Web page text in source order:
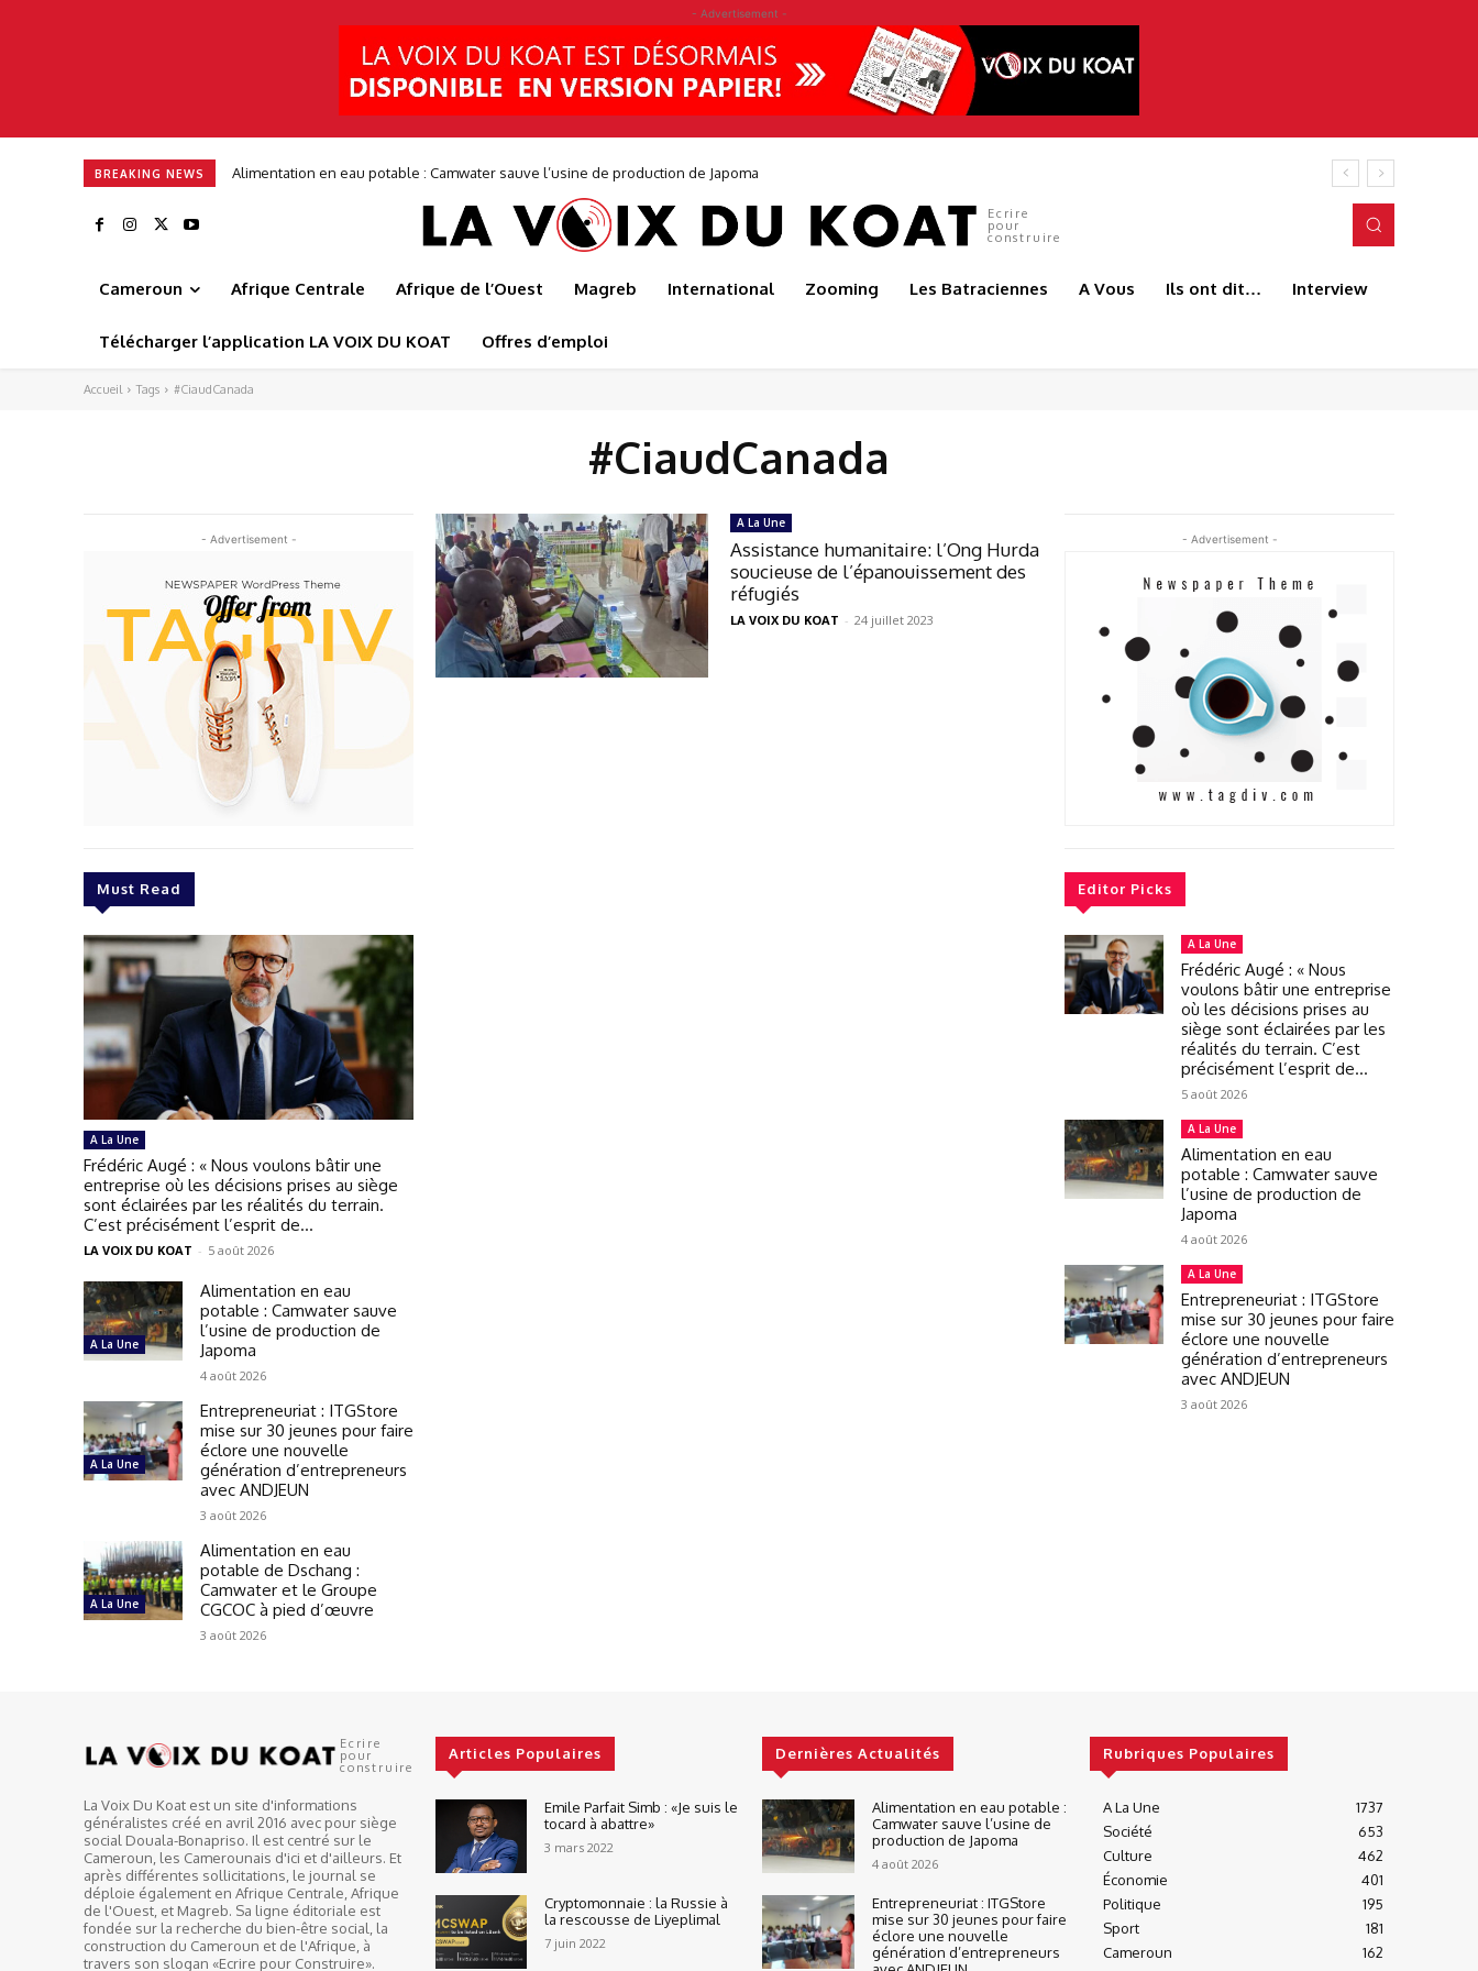
- Advertisement -
BREAKING NEWS Alimentation en eau potable : Camwater sauve l’usine de production de Japoma
Ecrire
pour
construire
Cameroun Afrique Centrale Afrique de l’Ouest Magreb International Zooming Les Batraciennes A Vous Ils ont dit… Interview
Télécharger l’application LA VOIX DU KOAT Offres d’emploi
Accueil Tags #CiaudCanada
#CiaudCanada
- Advertisement -
Must Read
A La Une
Frédéric Augé : « Nous voulons bâtir une
entreprise où les décisions prises au siège
sont éclairées par les réalités du terrain.
C’est précisément l’esprit de...
LA VOIX DU KOAT - 5 août 2026
A La Une
Alimentation en eau
potable : Camwater sauve
l’usine de production de
Japoma
4 août 2026
A La Une
Entrepreneuriat : ITGStore
mise sur 30 jeunes pour faire
éclore une nouvelle
génération d’entrepreneurs
avec ANDJEUN
3 août 2026
A La Une
Alimentation en eau
potable de Dschang :
Camwater et le Groupe
CGCOC à pied d’œuvre
3 août 2026
A La Une
Assistance humanitaire: l’Ong Hurda
soucieuse de l’épanouissement des
réfugiés
LA VOIX DU KOAT - 24 juillet 2023
- Advertisement -
Editor Picks
A La Une
Frédéric Augé : « Nous
voulons bâtir une entreprise
où les décisions prises au
siège sont éclairées par les
réalités du terrain. C’est
précisément l’esprit de...
5 août 2026
A La Une
Alimentation en eau
potable : Camwater sauve
l’usine de production de
Japoma
4 août 2026
A La Une
Entrepreneuriat : ITGStore
mise sur 30 jeunes pour faire
éclore une nouvelle
génération d’entrepreneurs
avec ANDJEUN
3 août 2026
Ecrire
pour
construire
La Voix Du Koat est un site d'informations
généralistes créé en avril 2016 avec pour siège
social Douala-Bonapriso. Il est centré sur le
Cameroun, les Camerounais d'ici et d'ailleurs. Et
après différentes sollicitations, le journal se
déploie également en Afrique Centrale, Afrique
de l'Ouest, et Magreb. Sa ligne éditoriale est
fondée sur la recherche du bien-être social, la
construction du Cameroun et de l'Afrique, à
travers son slogan «Ecrire pour Construire».
Articles Populaires
Emile Parfait Simb : «Je suis le
tocard à abattre»
3 mars 2022
Cryptomonnaie : la Russie à
la rescousse de Liyeplimal
7 juin 2022
Dernières Actualités
Alimentation en eau potable :
Camwater sauve l’usine de
production de Japoma
4 août 2026
Entrepreneuriat : ITGStore
mise sur 30 jeunes pour faire
éclore une nouvelle
génération d’entrepreneurs
Rubriques Populaires
A La Une
1737
Société
653
Culture
462
Économie
401
Politique
195
Sport
181
Cameroun
162